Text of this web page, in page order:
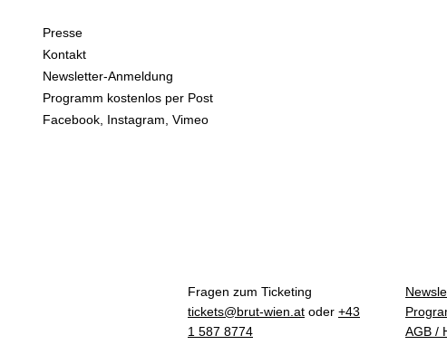
Partner & Förderer
brut all over Vienna
Presse
Kontakt
Newsletter-Anmeldung
Programm kostenlos per Post
Facebook Instagram Vimeo
Fragen zum Ticketing
tickets@brut-wien.at oder +43
1 587 8774
AGB /